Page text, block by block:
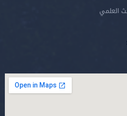
العلمي